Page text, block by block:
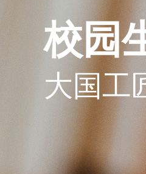
校园
大国工